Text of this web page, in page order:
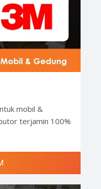
mobil &
terjamin 100%